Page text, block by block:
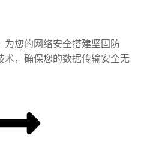
为您的网络安全搭建坚固防
术，确保您的数据传输安全无